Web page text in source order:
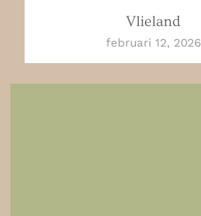
Vlieland
februari 12, 2026